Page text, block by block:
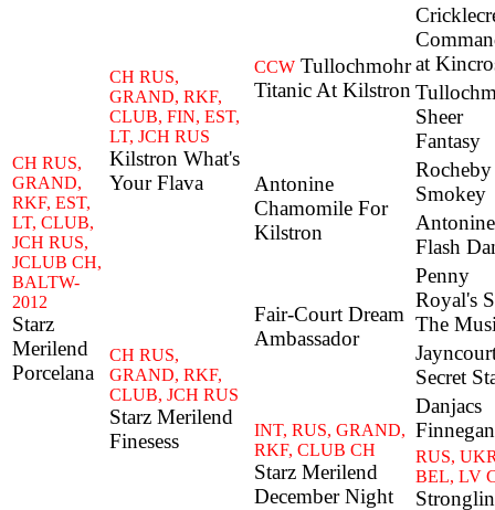
CH RUS,
GRAND,
RKF, EST,
LT, CLUB,
JCH RUS,
JCLUB CH,
BALTW-
2012
Starz
Merilend
Porcelana
CH RUS,
GRAND, RKF,
CLUB, FIN, EST,
LT, JCH RUS
Kilstron What's
Your Flava
CCW Tullochmohr
Titanic At Kilstron
at
Sheer
Fantasy
Antonine
Chamomile For
Kilstron
Smokey
Antonine
Flash
CH RUS,
GRAND, RKF,
CLUB, JCH RUS
Starz Merilend
Finesess
Fair-Court Dream
Ambassador
Penny
Royal's
The
Secret
INT, RUS, GRAND,
RKF, CLUB CH
Starz Merilend
December Night
Danjacs
Finnegan
RUS,
BEL, LV